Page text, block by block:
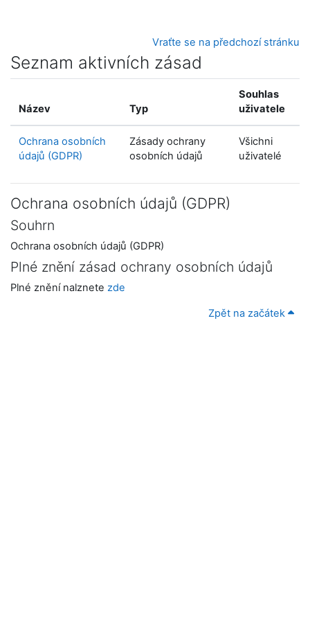
Vraťte se na předchozí stránku
Seznam aktivních zásad
Název Typ
Souhlas
uživatele
Ochrana osobních
údajů (GDPR)
Zásady ochrany
osobních údajů
Všichni
uživatelé
Ochrana osobních údajů (GDPR)
Souhrn
Ochrana osobních údajů (GDPR)
Plné znění zásad ochrany osobních údajů
Plné znění nalznete zde
Zpět na začátek